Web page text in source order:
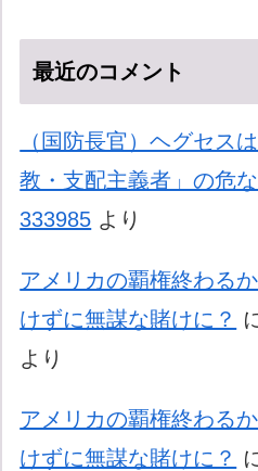
最近のコメント
（国防長官）ヘグセス
教・支配主義者」の危な
333985 より
アメリカの覇権終わる
けずに無謀な賭けに？
より
アメリカの覇権終わる
けずに無謀な賭けに？